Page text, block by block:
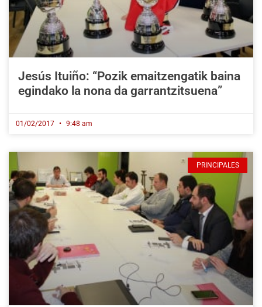
Jesús Ituiño: “Pozik emaitzengatik baina
egindako la nona da garrantzitsuena”
01/02/2017 9:48 am
PRINCIPALES